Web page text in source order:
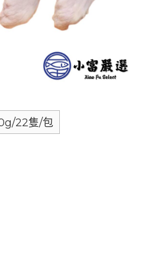
22隻/包